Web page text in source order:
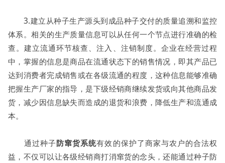
3.建立从种子生产源头到成品种子交付的质量追溯和监控
体系。相关的生产质量信息可以从任何一个节点进行准确的检
查。建立流通环节核查、注入、注销制度。企业在经营过程
中，掌握的信息是商品在流通状态下的销售情况，即其产品已
达到消费者完成销售或在各级流通的程度，这种信息能够准确
把握生产厂家的指导，是下级经销商继续发货或向其他商品发
货，减少因信息缺失而造成的退货和浪费，降低生产和流通成
本。
通过种子防窜货系统有效的保护了商家与农户的合法权
益，不仅可以让各级经销商打消窜货的念头，还能通过种子防